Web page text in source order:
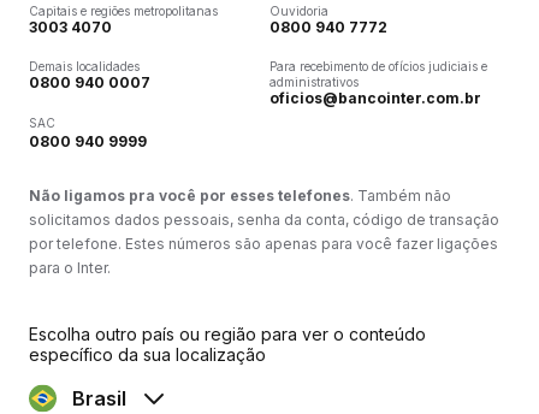
Capitais e regiões metropolitanas
3003 4070
Demais localidades
0800 940 0007
SAC
0800 940 9999
Ouvidoria
0800 940 7772
Para recebimento de ofícios judiciais e
administrativos
oficios@bancointer.com.br
Não ligamos pra você por esses telefones. Também não
solicitamos dados pessoais, senha da conta, código de transação
por telefone. Estes números são apenas para você fazer ligações
para o Inter.
Escolha outro país ou região para ver o conteúdo
específico da sua localização
Brasil